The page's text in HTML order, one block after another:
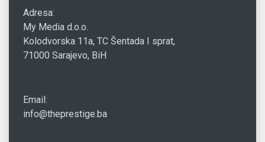
Adresa:
My Media d.o.o.
Kolodvorska 11a, TC Šentada I sprat,
71000 Sarajevo, BiH
Email:
info@theprestige.ba